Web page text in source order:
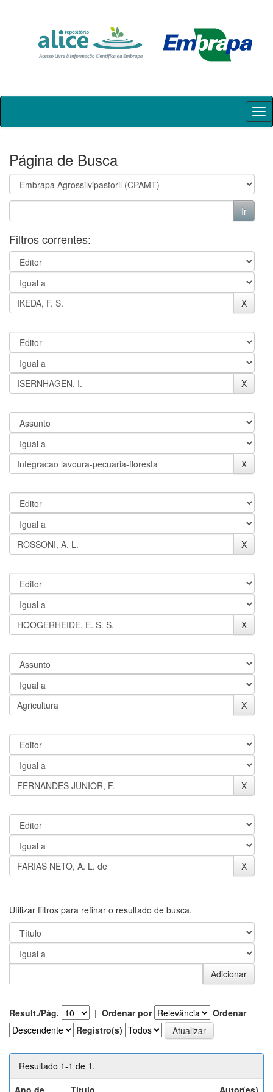
Skip
Página de Busca
Filtros correntes:
Utilizar filtros para refinar o resultado de busca.
Result./Pág. | Ordenar por
Ordenar
Registro(s)
Resultado 1-1 de 1.
Ano de
Título Autor(es)